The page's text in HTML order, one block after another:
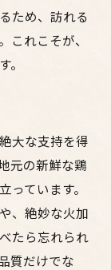
ため、訪れる
これこそが、
大な支持を得
元の新鮮な鶏
ています。
、絶妙な火加
たら忘れられ
質だけでな